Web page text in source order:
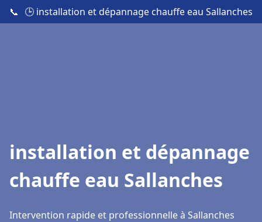
📞 🕒 installation et dépannage chauffe eau Sallanches
installation et dépannage
chauffe eau Sallanches
Intervention rapide et professionnelle à Sallanches